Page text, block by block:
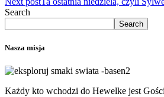
Search
Search
Nasza misja
Każdy kto wchodzi do Hewelke jest